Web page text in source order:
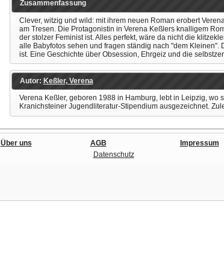
Zusammenfassung
Clever, witzig und wild: mit ihrem neuen Roman erobert
am Tresen. Die Protagonistin in Verena Keßlers knalligem
der stolzer Feminist ist. Alles perfekt, wäre da nicht die
alle Babyfotos sehen und fragen ständig nach "dem
ist. Eine Geschichte über Obsession, Ehrgeiz und die
Autor: Keßler, Verena
Verena Keßler, geboren 1988 in Hamburg, lebt in Leipzig,
Kranichsteiner Jugendliteratur-Stipendium ausgezeichnet.
Über uns
AGB
Datenschutz
Impressum